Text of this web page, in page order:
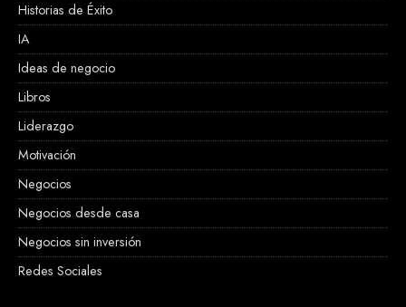
Historias de Éxito
IA
Ideas de negocio
Libros
Liderazgo
Motivación
Negocios
Negocios desde casa
Negocios sin inversión
Redes Sociales